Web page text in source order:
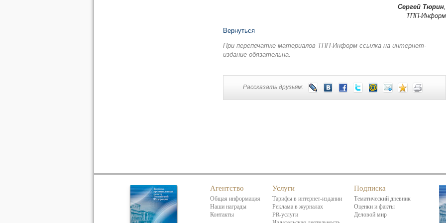
Сергей Тюрин,
ТПП-Информ
Вернуться
При перепечатке материалов ТПП-Информ ссылка на интернет-
издание обязательна.
Рассказать друзьям:
Агентство
Общая информация
Наши награды
Контакты
Услуги
Тарифы в интернет-издании
Реклама в журналах
PR-услуги
Подписка
Тематический дневник
Оценки и факты
Деловой мир